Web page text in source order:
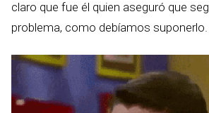
claro que fue él quien aseguró que
problema, como debíamos suponerlo.